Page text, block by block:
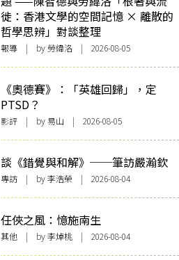
徙：香港文學的空間記憶 × 離散的
哲學思辨」對談整理
報導 | by 勞緯洛 | 2026-08-05
《奧德賽》：「英雄回歸」，定
PTSD？
影評 | by 易山 | 2026-08-05
談《錯覺與和解》──筆訪嚴瀚欽
專訪 | by 李浩榮 | 2026-08-04
任俠之風：憶施南生
其他 | by 李焯桃 | 2026-08-04